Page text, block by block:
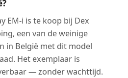
EM-i is te koop bij Dex
een van de weinige
in België met dit model
Het exemplaar is
— zonder wachttijd.